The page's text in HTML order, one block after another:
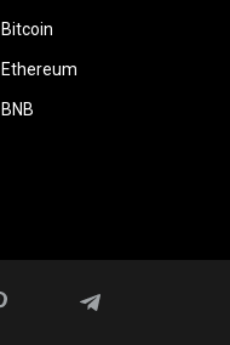
Bitcoin
Ethereum
BNB